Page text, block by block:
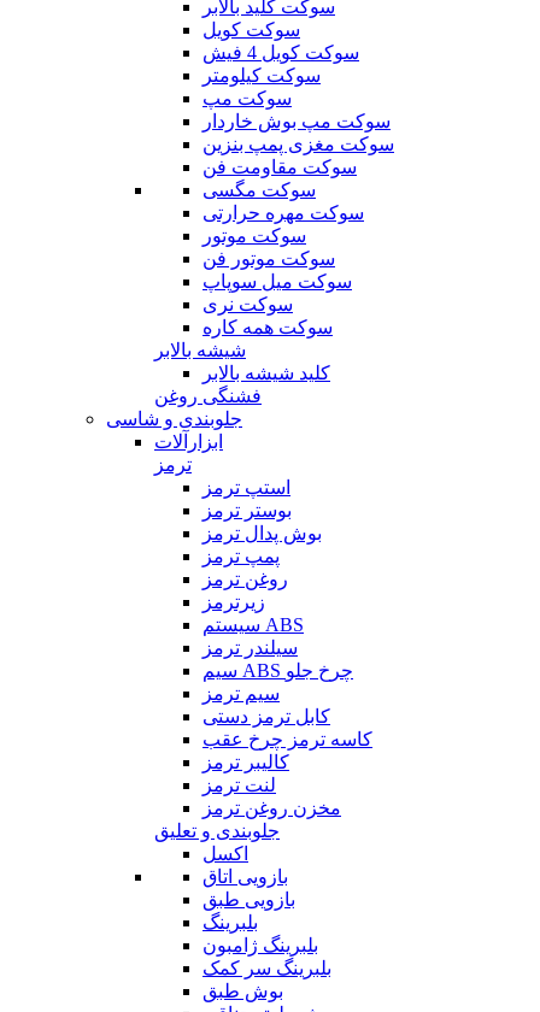
سوکت کلید بالابر
سوکت کویل
سوکت کویل 4 فیش
سوکت کیلومتر
سوکت مپ
سوکت مپ بوش خاردار
سوکت مغزی پمپ بنزین
سوکت مقاومت فن
سوکت مگسی
سوکت مهره حرارتی
سوکت موتور
سوکت موتور فن
سوکت میل سوپاپ
سوکت نری
سوکت همه کاره
شیشه بالابر
کلید شیشه بالابر
فشنگی روغن
جلوبندی و شاسی
ابزارآلات
ترمز
استپ ترمز
بوستر ترمز
بوش پدال ترمز
پمپ ترمز
روغن ترمز
زیرترمز
سیستم ABS
سیلندر ترمز
سیم ABS چرخ جلو
سیم ترمز
کابل ترمز دستی
کاسه ترمز چرخ عقب
کالیبر ترمز
لنت ترمز
مخزن روغن ترمز
جلوبندی و تعلیق
اکسل
بازویی اتاق
بازویی طبق
بلبرینگ
بلبرینگ ژامبون
بلبرینگ سر کمک
بوش طبق